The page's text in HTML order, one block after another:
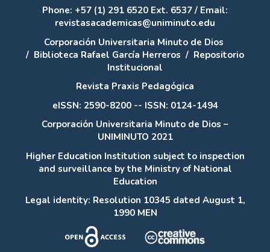
Phone: +57 (1) 291 6520 Ext. 6537 / Email:
revistasacademicas@uniminuto.edu
Corporación Universitaria Minuto de Dios
/ Biblioteca Rafael García Herreros / Repositorio
Institucional
Revista Praxis Pedagógica
eISSN: 2590-8200 -- ISSN: 0124-1494
Corporación Universitaria Minuto de Dios –
UNIMINUTO 2021
Higher Education Institution subject to inspection
and surveillance by the Ministry of National
Education
Legal identity: Resolution 10345 dated August 1,
1990 MEN